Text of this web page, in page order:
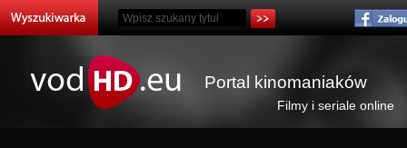
Portal kinomaniaków
Filmy i seriale online